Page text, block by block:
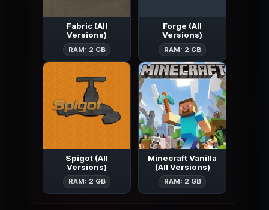
Fabric (All
Versions)
RAM: 2 GB Fabric (All Versions)
Forge (All
Versions)
RAM: 2 GB Forge (All
Spigot (All
Versions)
RAM: 2 GB Spigot (All Versions)
Minecraft Vanilla
(All Versions)
RAM: 2 GB Minecraft